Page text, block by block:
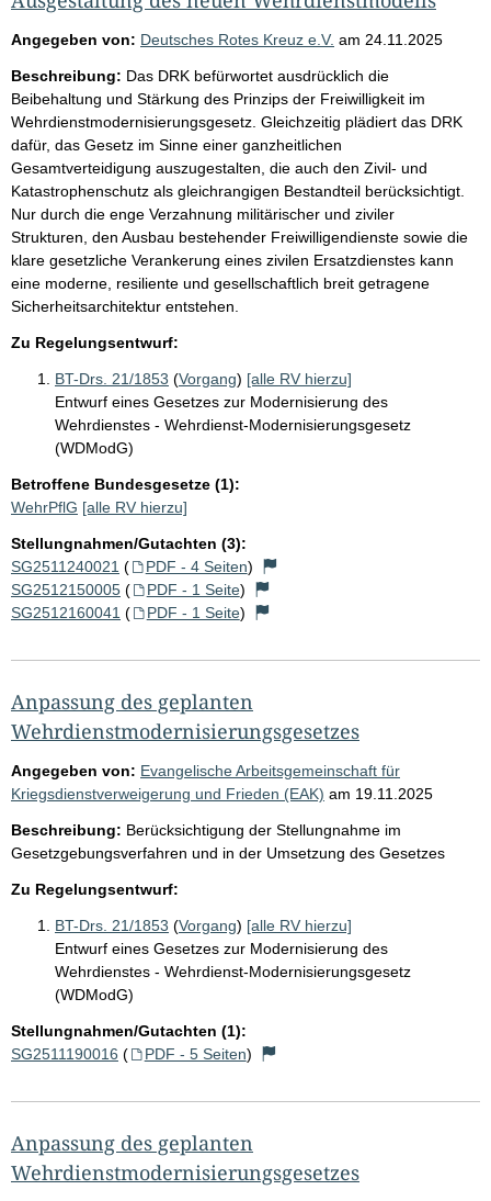
Angegeben von: Deutsches Rotes Kreuz e.V. am 24.11.2025
Beschreibung: Das DRK befürwortet ausdrücklich die
Beibehaltung und Stärkung des Prinzips der Freiwilligkeit im
Wehrdienstmodernisierungsgesetz. Gleichzeitig plädiert das DRK
dafür, das Gesetz im Sinne einer ganzheitlichen
Gesamtverteidigung auszugestalten, die auch den Zivil- und
Katastrophenschutz als gleichrangigen Bestandteil berücksichtigt.
Nur durch die enge Verzahnung militärischer und ziviler
Strukturen, den Ausbau bestehender Freiwilligendienste sowie die
klare gesetzliche Verankerung eines zivilen Ersatzdienstes kann
eine moderne, resiliente und gesellschaftlich breit getragene
Sicherheitsarchitektur entstehen.
Zu Regelungsentwurf:
BT-Drs. 21/1853 (Vorgang) [alle RV hierzu]
Entwurf eines Gesetzes zur Modernisierung des
Wehrdienstes - Wehrdienst-Modernisierungsgesetz
(WDModG)
Betroffene Bundesgesetze (1):
WehrPflG [alle RV hierzu]
Stellungnahmen/Gutachten (3):
SG2511240021 ( PDF - 4 Seiten)
SG2512150005 ( PDF - 1 Seite)
SG2512160041 ( PDF - 1 Seite)
Anpassung des geplanten
Wehrdienstmodernisierungsgesetzes
Angegeben von: Evangelische Arbeitsgemeinschaft für
Kriegsdienstverweigerung und Frieden (EAK) am 19.11.2025
Beschreibung: Berücksichtigung der Stellungnahme im
Gesetzgebungsverfahren und in der Umsetzung des Gesetzes
Zu Regelungsentwurf:
BT-Drs. 21/1853 (Vorgang) [alle RV hierzu]
Entwurf eines Gesetzes zur Modernisierung des
Wehrdienstes - Wehrdienst-Modernisierungsgesetz
(WDModG)
Stellungnahmen/Gutachten (1):
SG2511190016 ( PDF - 5 Seiten)
Anpassung des geplanten
Wehrdienstmodernisierungsgesetzes